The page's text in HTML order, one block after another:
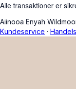
Alle transaktioner er
Aiinooa Enyah
Kundeservice ·